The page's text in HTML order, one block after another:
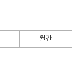
월간